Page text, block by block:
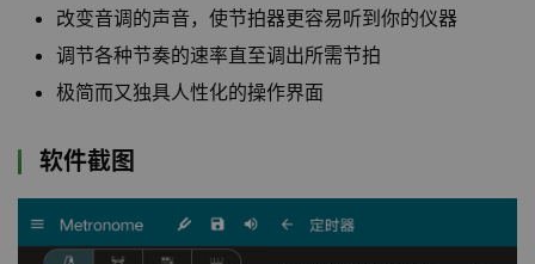
改变音调的声音，使节拍器更容易听到你的仪器
调节各种节奏的速率直至调出所需节拍
极简而又独具人性化的操作界面
软件截图